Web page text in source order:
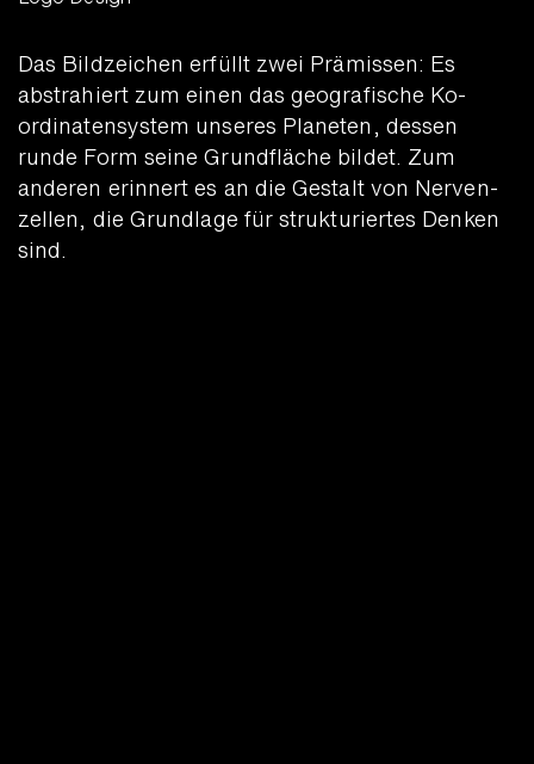
Das Bild­zeichen erfüllt zwei Prä­missen: Es
abstra­hiert zum einen das geo­grafische Ko­
ordinaten­system unseres Planeten, dessen
runde Form seine Grund­fläche bildet. Zum
anderen erinnert es an die Gestalt von Nerven­
zellen, die Grund­lage für struktu­riertes Denken
sind.